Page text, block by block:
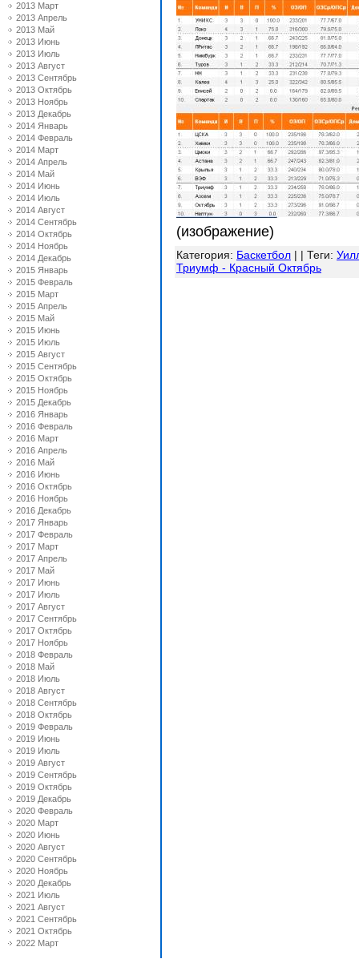
2013 Март
2013 Апрель
2013 Май
2013 Июнь
2013 Июль
2013 Август
2013 Сентябрь
2013 Октябрь
2013 Ноябрь
2013 Декабрь
2014 Январь
2014 Февраль
2014 Март
2014 Апрель
2014 Май
2014 Июнь
2014 Июль
2014 Август
2014 Сентябрь
2014 Октябрь
2014 Ноябрь
2014 Декабрь
2015 Январь
2015 Февраль
2015 Март
2015 Апрель
2015 Май
2015 Июнь
2015 Июль
2015 Август
2015 Сентябрь
2015 Октябрь
2015 Ноябрь
2015 Декабрь
2016 Январь
2016 Февраль
2016 Март
2016 Апрель
2016 Май
2016 Июнь
2016 Октябрь
2016 Ноябрь
2016 Декабрь
2017 Январь
2017 Февраль
2017 Март
2017 Апрель
2017 Май
2017 Июнь
2017 Июль
2017 Август
2017 Сентябрь
2017 Октябрь
2017 Ноябрь
2018 Февраль
2018 Май
2018 Июль
2018 Август
2018 Сентябрь
2018 Октябрь
2019 Февраль
2019 Июнь
2019 Июль
2019 Август
2019 Сентябрь
2019 Октябрь
2019 Декабрь
2020 Февраль
2020 Март
2020 Июнь
2020 Август
2020 Сентябрь
2020 Ноябрь
2020 Декабрь
2021 Июль
2021 Август
2021 Сентябрь
2021 Октябрь
2022 Март
(изображение)
Категория: Баскетбол | | Теги:
Триумф - Красный Октябрь